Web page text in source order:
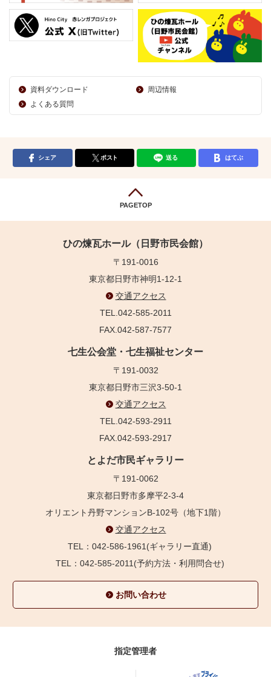
資料ダウンロード
周辺情報
よくある質問
シェア ポスト 送る はてぶ
PAGETOP
ひの煉瓦ホール（日野市民会館）
〒191-0016
東京都日野市神明1-12-1
交通アクセス
TEL.042-585-2011
FAX.042-587-7577
七生公会堂・七生福祉センター
〒191-0032
東京都日野市三沢3-50-1
交通アクセス
TEL.042-593-2911
FAX.042-593-2917
とよだ市民ギャラリー
〒191-0062
東京都日野市多摩平2-3-4
オリエント丹野マンションB-102号（地下1階）
交通アクセス
TEL：042-586-1961(ギャラリー直通)
TEL：042-585-2011(予約方法・利用問合せ)
お問い合わせ
指定管理者